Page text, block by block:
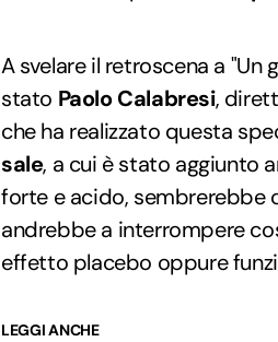
A svelare il retroscena a "Un
stato Paolo Calabresi,
che ha realizzato questa
sale, a cui è stato aggiunto
forte e acido, sembrerebbe
andrebbe a interrompere
effetto placebo oppure
LEGGI ANCHE